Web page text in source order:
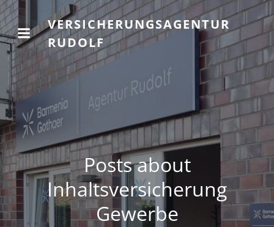
VERSICHERUNGSAGENTUR
RUDOLF
Posts about
Inhaltsversicherung
Gewerbe